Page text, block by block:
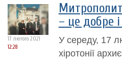
17 лютого 2021
12:28
Митрополит
– це добре
У середу, 17
хіротонії